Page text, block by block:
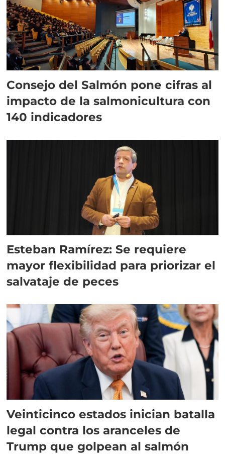
Consejo del Salmón pone cifras al
impacto de la salmonicultura con
140 indicadores
Esteban Ramírez: Se requiere
mayor flexibilidad para priorizar el
salvataje de peces
Veinticinco estados inician batalla
legal contra los aranceles de
Trump que golpean al salmón